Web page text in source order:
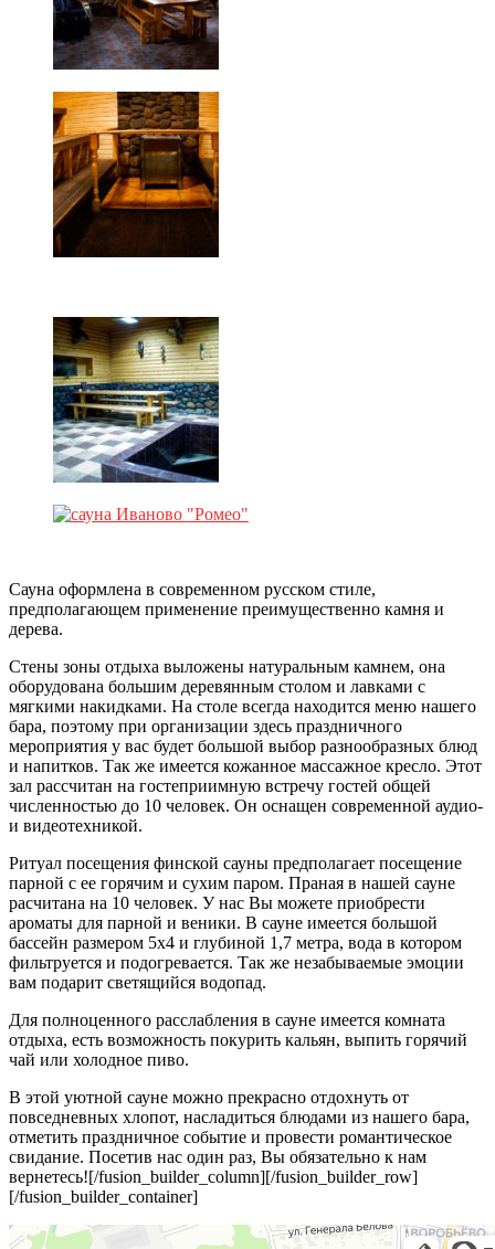
Сауна оформлена в современном русском стиле,
предполагающем применение преимущественно камня и
дерева.
Стены зоны отдыха выложены натуральным камнем, она
оборудована большим деревянным столом и лавками с
мягкими накидками. На столе всегда находится меню нашего
бара, поэтому при организации здесь праздничного
мероприятия у вас будет большой выбор разнообразных блюд
и напитков. Так же имеется кожанное массажное кресло. Этот
зал рассчитан на гостеприимную встречу гостей общей
численностью до 10 человек. Он оснащен современной аудио-
и видеотехникой.
Ритуал посещения финской сауны предполагает посещение
парной с ее горячим и сухим паром. Праная в нашей сауне
расчитана на 10 человек. У нас Вы можете приобрести
ароматы для парной и веники. В сауне имеется большой
бассейн размером 5х4 и глубиной 1,7 метра, вода в котором
фильтруется и подогревается. Так же незабываемые эмоции
вам подарит светящийся водопад.
Для полноценного расслабления в сауне имеется комната
отдыха, есть возможность покурить кальян, выпить горячий
чай или холодное пиво.
В этой уютной сауне можно прекрасно отдохнуть от
повседневных хлопот, насладиться блюдами из нашего бара,
отметить праздничное событие и провести романтическое
свидание. Посетив нас один раз, Вы обязательно к нам
вернетесь![/fusion_builder_column][/fusion_builder_row]
[/fusion_builder_container]